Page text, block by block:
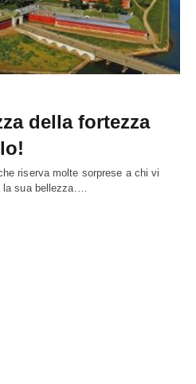
della fortezza
riserva molte sorprese a chi vi
sua bellezza.…